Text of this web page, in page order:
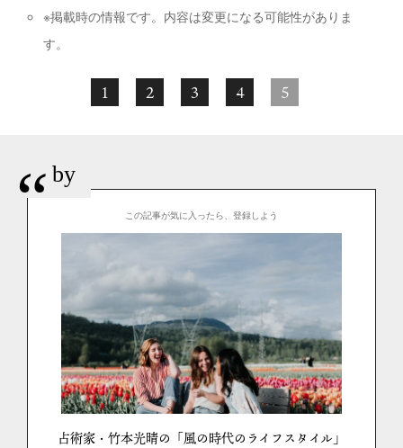
※掲載時の情報です。内容は変更になる可能性がありま
す。
1 2 3 4 5
“ by
この記事が気に入ったら、登録しよう
占術家・竹本光晴の「風の時代のライフスタイル」